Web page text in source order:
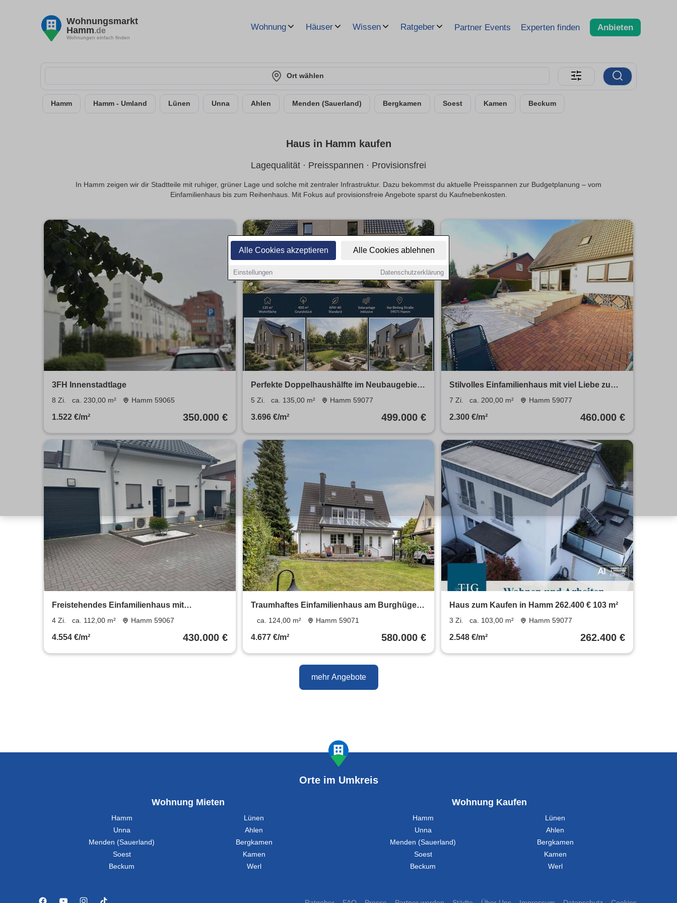
Alle Cookies akzeptieren Alle Cookies ablehnen
Einstellungen Datenschutzerklärung
Wohnungsmarkt
Hamm.de
Wohnungen einfach finden
Wohnung Häuser Wissen Ratgeber Partner Events Experten finden Anbieten
Ort wählen
Hamm Hamm - Umland Lünen Unna Ahlen Menden (Sauerland) Bergkamen Soest Kamen Beckum
Haus in Hamm kaufen
Lagequalität · Preisspannen · Provisionsfrei
In Hamm zeigen wir dir Stadtteile mit ruhiger, grüner Lage und solche mit zentraler Infrastruktur. Dazu bekommst du aktuelle Preisspannen zur Budgetplanung – vom
Einfamilienhaus bis zum Reihenhaus. Mit Fokus auf provisionsfreie Angebote sparst du Kaufnebenkosten.
3FH Innenstadtlage
8 Zi. ca. 230,00 m² Hamm 59065
1.522 €/m² 350.000 €
Perfekte Doppelhaushälfte im Neubaugebiet
von Hamm Herringen (
5 Zi. ca. 135,00 m² Hamm 59077
3.696 €/m² 499.000 €
Stilvolles Einfamilienhaus mit viel Liebe zum
Detail
7 Zi. ca. 200,00 m² Hamm 59077
2.300 €/m² 460.000 €
Freistehendes Einfamilienhaus mit
gehobener Ausstattung
4 Zi. ca. 112,00 m² Hamm 59067
4.554 €/m² 430.000 €
Traumhaftes Einfamilienhaus am Burghügel
Mark - provisionsfrei
ca. 124,00 m² Hamm 59071
4.677 €/m² 580.000 €
Haus zum Kaufen in Hamm 262.400 € 103 m²
3 Zi. ca. 103,00 m² Hamm 59077
2.548 €/m² 262.400 €
mehr Angebote
Orte im Umkreis
Wohnung Mieten
Hamm
Lünen
Unna
Ahlen
Menden (Sauerland)
Bergkamen
Soest
Kamen
Beckum
Werl
Wohnung Kaufen
Hamm
Lünen
Unna
Ahlen
Menden (Sauerland)
Bergkamen
Soest
Kamen
Beckum
Werl